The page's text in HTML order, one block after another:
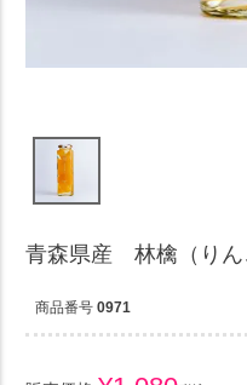
青森県産 林檎（りん
商品番号 0971